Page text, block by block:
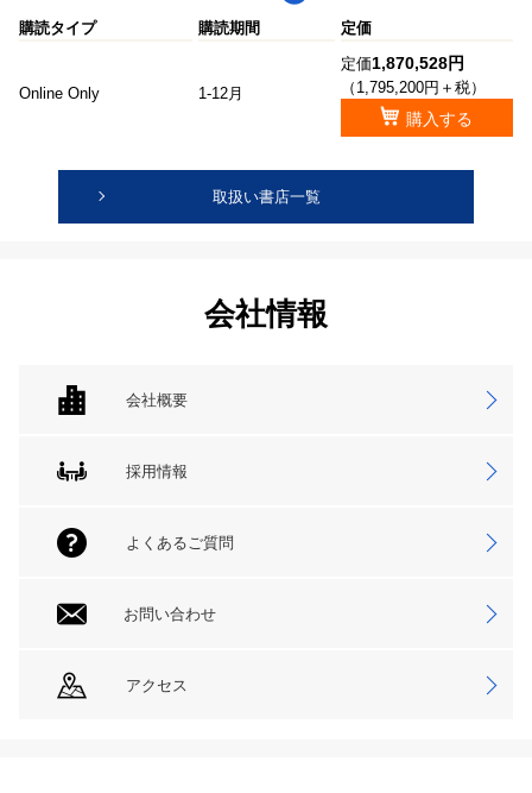
購読タイプ 購読期間 定価
Online Only 1-12月
定価1,870,528円
（1,795,200円＋税）
購入する
取扱い書店一覧
会社情報
会社概要
採用情報
よくあるご質問
お問い合わせ
アクセス